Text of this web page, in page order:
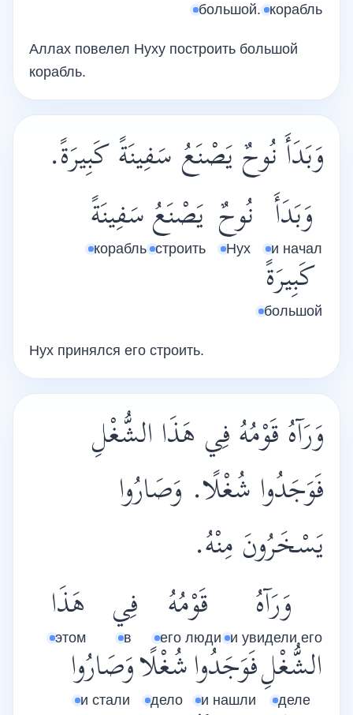
корабль
большой.
Аллах повелел Нуху построить большой
корабль.
وَبَدَأَ نُوحٌ يَصْنَعُ سَفِينَةً كَبِيرَةً.
وَبَدَأَ
и начал
نُوحٌ
Нух
يَصْنَعُ
строить
سَفِينَةً
корабль
كَبِيرَةً
большой
Нух принялся его строить.
وَرَآهُ قَوْمُهُ فِي هَذَا الشُّغْلِ
فَوَجَدُوا شُغْلًا. وَصَارُوا
يَسْخَرُونَ مِنْهُ.
وَرَآهُ
и увидели его
قَوْمُهُ
его люди
فِي
в
هَذَا
этом
الشُّغْلِ
деле
فَوَجَدُوا
и нашли
شُغْلًا
дело
وَصَارُوا
и стали